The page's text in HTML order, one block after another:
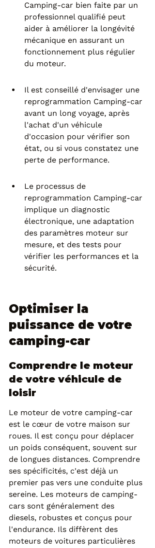
Camping-car bien faite par un
professionnel qualifié peut
aider à améliorer la longévité
mécanique en assurant un
fonctionnement plus régulier
du moteur.
Il est conseillé d'envisager une
reprogrammation Camping-car
avant un long voyage, après
l'achat d'un véhicule
d'occasion pour vérifier son
état, ou si vous constatez une
perte de performance.
Le processus de
reprogrammation Camping-car
implique un diagnostic
électronique, une adaptation
des paramètres moteur sur
mesure, et des tests pour
vérifier les performances et la
sécurité.
Optimiser la
puissance de votre
camping-car
Comprendre le moteur
de votre véhicule de
loisir
Le moteur de votre camping-car
est le cœur de votre maison sur
roues. Il est conçu pour déplacer
un poids conséquent, souvent sur
de longues distances. Comprendre
ses spécificités, c'est déjà un
premier pas vers une conduite plus
sereine. Les moteurs de camping-
cars sont généralement des
diesels, robustes et conçus pour
l'endurance. Ils diffèrent des
moteurs de voitures particulières